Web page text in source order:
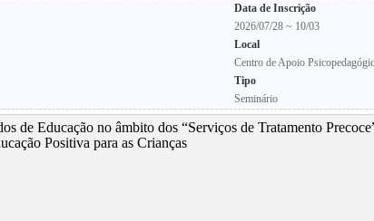
Data de Inscrição
2026/07/28 ~ 10/03
Local
Centro de Apoio
Tipo
Seminário
de Educação no âmbito dos “Serviços de Tratamento
Positiva para as Crianças